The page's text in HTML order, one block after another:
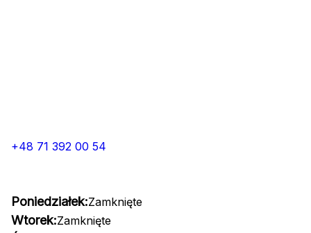
+48 71 392 00 54
Poniedziałek:Zamknięte
Wtorek:Zamknięte